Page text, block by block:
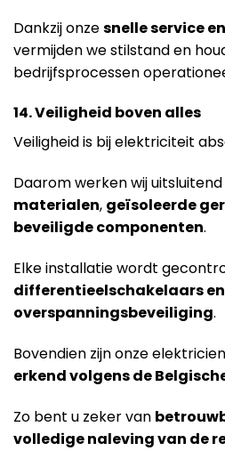
Dankzij onzesnelle service
vermijden we stilstand en
bedrijfsprocessen
14. Veiligheid boven alles
Veiligheid is bij elektriciteit
Daarom werken wij
materialen, geïsoleerde
beveiligde componenten.
Elke installatie wordt
differentieelschakelaars en
overspanningsbeveiliging.
Bovendien zijn onze
erkend volgens de
Zo bent u zeker van
volledige naleving van de